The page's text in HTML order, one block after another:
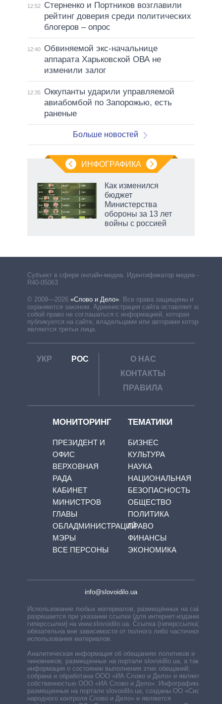
12:52
Стерненко и Портников возглавили
рейтинг доверия среди политических
блогеров – опрос
12:40 Обвиняемой экс-начальнице
аппарата Харьковской ОВА не
изменили залог
12:35 Оккупанты ударили управляемой
авиабомбой по Запорожью, есть
раненые
Больше новостей
ИНФОГРАФИКА
Как изменился
бюджет
Министерства
обороны за 13 лет
войны с россией
Субъект в сфере онлайн-медиа. Идентификатор медиа –
R40-05063
© 2009—2026 «Слово и Дело». Все права защищены и
охраняются законом. Администрация сайта оставляет за
собой право не соглашаться с информацией, которая
публикуется на сайте, владельцами или авторами которой
являются третьи лица.
УКР РОС
О НАС
КОНТАКТЫ
ПРАВИЛА
МОНИТОРИНГ
ПРЕЗИДЕНТ И
ОФИС
ВЕРХОВНАЯ
РАДА
КАБИНЕТ
МИНИСТРОВ
ГЛАВЫ
ОБЛАДМИНИСТРАЦИЙ
МЭРЫ
ВСЕ ПЕРСОНЫ
ТЕМАТИКИ
БИЗНЕС
КУЛЬТУРА
НАУКА
НАЦИОНАЛЬНАЯ
БЕЗОПАСНОСТЬ
ОБЩЕСТВО
ПОЛИТИКА
ПРАВО
ФИНАНСЫ
ЭКОНОМИКА
info@slovoidilo.ua
Использование любых материалов, размещённых на сайте,
разрешается при указании ссылки (для интернет-изданий —
гиперссылки) на www.slovoidilo.ua. Ссылка (гиперссылка)
обязательна вне зависимости от полного либо частичного
использования материалов.
Аналитическая информация об обещаниях политиков и
чиновников, размещенных на портале slovoidilo.ua, а также
информация о состоянии выполнения этих обещаний,
собрана и обработана ООО «ИА Слово и Дело» и является
собственностью ООО «ИА Слово и Дело». Инфографики,
размещенные на портале slovoidilo.ua, созданы ОО «Система
народного контроля Слово и Дело» и являются